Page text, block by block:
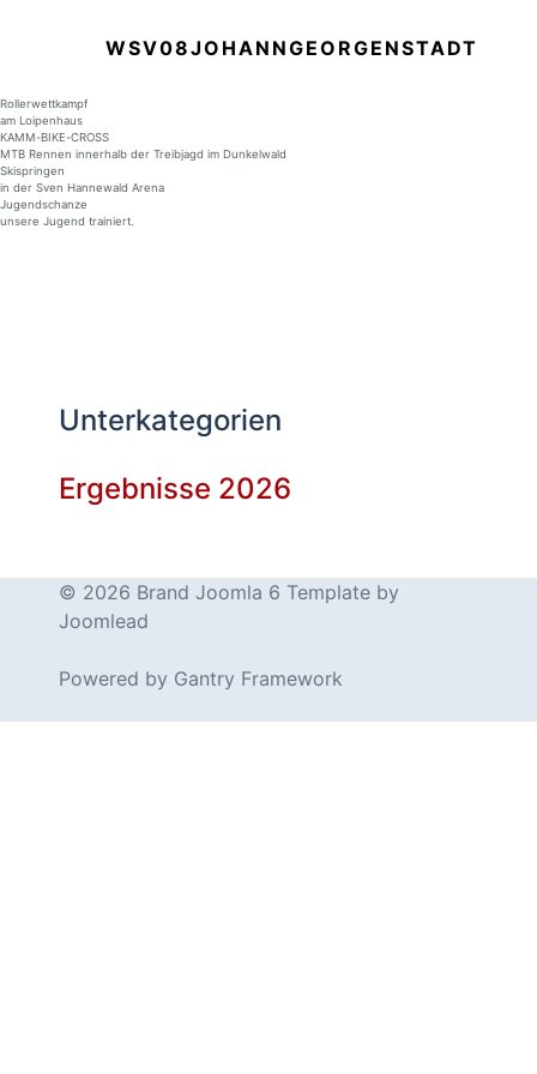
WSV08JOHANNGEORGENSTADT
Rollerwettkampf
am Loipenhaus
KAMM-BIKE-CROSS
MTB Rennen innerhalb der Treibjagd im Dunkelwald
Skispringen
in der Sven Hannewald Arena
Jugendschanze
unsere Jugend trainiert.
Unterkategorien
Ergebnisse 2026
© 2026 Brand Joomla 6 Template by
Joomlead
Powered by Gantry Framework